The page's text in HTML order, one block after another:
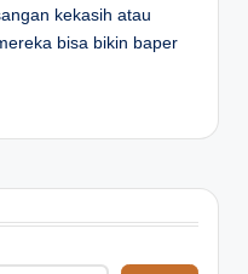
kekasih atau
bisa bikin baper